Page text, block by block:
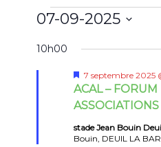
for
7
2025
07-09-2025
une
date.
10h00
ACAL – FORUM
ASSOCIATIONS
Mis
en
7 septembre 2025
stade Jean Bouin
Bouin, DEUIL LA